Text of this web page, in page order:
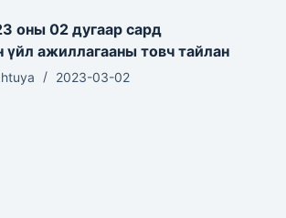
оны 02 дугаар сард
үйл ажиллагааны товч тайлан
2023-03-02